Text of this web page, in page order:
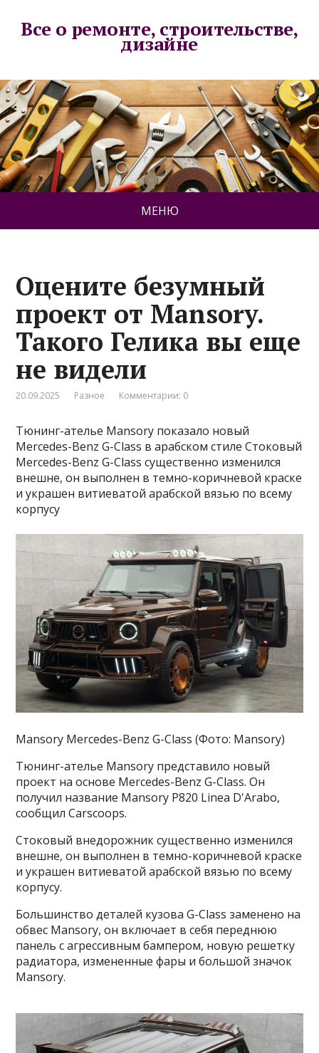
Все о ремонте, строительстве,
дизайне
МЕНЮ
Оцените безумный
проект от Mansory.
Такого Гелика вы еще
не видели
20.09.2025 Разное Комментарии: 0
Тюнинг-ателье Mansory показало новый
Mercedes-Benz G-Class в арабском стиле Стоковый
Mercedes-Benz G-Class существенно изменился
внешне, он выполнен в темно-коричневой краске
и украшен витиеватой арабской вязью по всему
корпусу
Mansory Mercedes-Benz G-Class (Фото: Mansory)
Тюнинг-ателье Mansory представило новый
проект на основе Mercedes-Benz G-Class. Он
получил название Mansory P820 Linea D'Arabo,
сообщил Carscoops.
Стоковый внедорожник существенно изменился
внешне, он выполнен в темно-коричневой краске
и украшен витиеватой арабской вязью по всему
корпусу.
Большинство деталей кузова G-Class заменено на
обвес Mansory, он включает в себя переднюю
панель с агрессивным бампером, новую решетку
радиатора, измененные фары и большой значок
Mansory.